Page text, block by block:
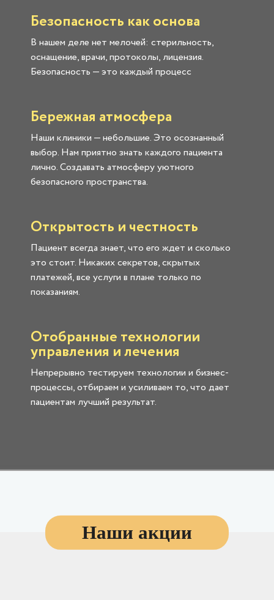
Безопасность как основа
В нашем деле нет мелочей: стерильность,
оснащение, врачи, протоколы, лицензия.
Безопасность — это каждый процесс
Бережная атмосфера
Наши клиники — небольшие. Это осознанный
выбор. Нам приятно знать каждого пациента
лично. Создавать атмосферу уютного
безопасного пространства.
Открытость и честность
Пациент всегда знает, что его ждет и сколько
это стоит. Никаких секретов, скрытых
платежей, все услуги в плане только по
показаниям.
Отобранные технологии
управления и лечения
Непрерывно тестируем технологии и бизнес-
процессы, отбираем и усиливаем то, что дает
пациентам лучший результат.
Наши акции